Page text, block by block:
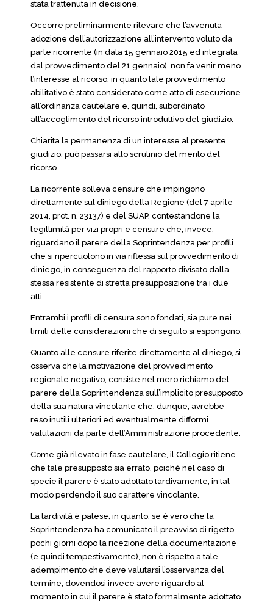
stata trattenuta in decisione.
Occorre preliminarmente rilevare che l’avvenuta
adozione dell’autorizzazione all’intervento voluto da
parte ricorrente (in data 15 gennaio 2015 ed integrata
dal provvedimento del 21 gennaio), non fa venir meno
l’interesse al ricorso, in quanto tale provvedimento
abilitativo è stato considerato come atto di esecuzione
all’ordinanza cautelare e, quindi, subordinato
all’accoglimento del ricorso introduttivo del giudizio.
Chiarita la permanenza di un interesse al presente
giudizio, può passarsi allo scrutinio del merito del
ricorso.
La ricorrente solleva censure che impingono
direttamente sul diniego della Regione (del 7 aprile
2014, prot. n. 23137) e del SUAP, contestandone la
legittimità per vizi propri e censure che, invece,
riguardano il parere della Soprintendenza per profili
che si ripercuotono in via riflessa sul provvedimento di
diniego, in conseguenza del rapporto divisato dalla
stessa resistente di stretta presupposizione tra i due
atti.
Entrambi i profili di censura sono fondati, sia pure nei
limiti delle considerazioni che di seguito si espongono.
Quanto alle censure riferite direttamente al diniego, si
osserva che la motivazione del provvedimento
regionale negativo, consiste nel mero richiamo del
parere della Soprintendenza sull’implicito presupposto
della sua natura vincolante che, dunque, avrebbe
reso inutili ulteriori ed eventualmente difformi
valutazioni da parte dell’Amministrazione procedente.
Come già rilevato in fase cautelare, il Collegio ritiene
che tale presupposto sia errato, poiché nel caso di
specie il parere è stato adottato tardivamente, in tal
modo perdendo il suo carattere vincolante.
La tardività è palese, in quanto, se è vero che la
Soprintendenza ha comunicato il preavviso di rigetto
pochi giorni dopo la ricezione della documentazione
(e quindi tempestivamente), non è rispetto a tale
adempimento che deve valutarsi l’osservanza del
termine, dovendosi invece avere riguardo al
momento in cui il parere è stato formalmente adottato.